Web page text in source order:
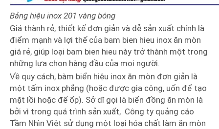
Bảng hiệu inox 201 vàng bóng
Giá thành rẻ, thiết kế đơn giản và dễ sản xuất chính là
điểm mạnh và lợi thế của bam bien hieu inox ăn mòn
giá rẻ, giúp loại bam bien hieu này trở thành một trong
những lựa chọn hàng đầu của mọi người.
Về quy cách, bàm biển hiệu inox ăn mòn đơn giản là
một tấm inox phẳng (hoặc được gia công, uốn để tạo
mặt lồi hoặc đế ốp). Sở dĩ gọi là biển đồng ăn mòn là
bởi vì trong quá trình sản xuất, Công ty quảng cáo
Tầm Nhìn Việt sử dụng một loại hóa chất làm ăn mòn